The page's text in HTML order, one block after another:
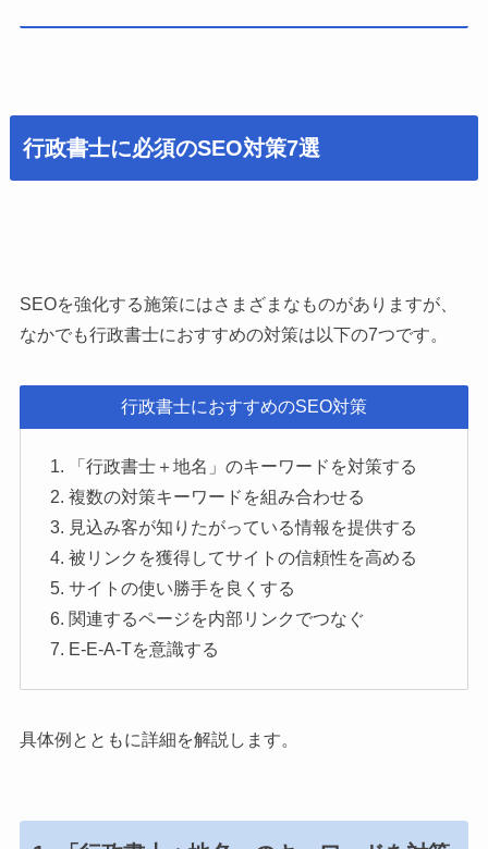
行政書士に必須のSEO対策7選
SEOを強化する施策にはさまざまなものがありますが、
なかでも行政書士におすすめの対策は以下の7つです。
行政書士におすすめのSEO対策
「行政書士＋地名」のキーワードを対策する
複数の対策キーワードを組み合わせる
見込み客が知りたがっている情報を提供する
被リンクを獲得してサイトの信頼性を高める
サイトの使い勝手を良くする
関連するページを内部リンクでつなぐ
E-E-A-Tを意識する
具体例とともに詳細を解説します。